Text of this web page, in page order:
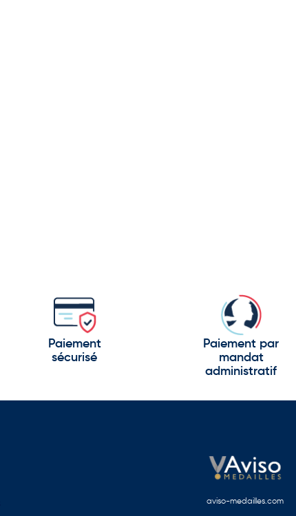
Paiement
sécurisé
Paiement par
mandat
administratif
aviso-medailles.com